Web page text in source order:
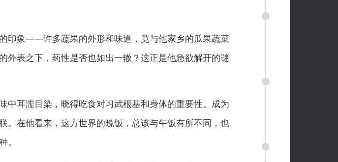
象——许多蔬果的外形和味道，竟与他家乡的瓜果蔬菜
外表之下，药性是否也如出一辙？这正是他急欲解开的谜
耳濡目染，晓得吃食对习武根基和身体的重要性。成为
。在他看来，这方世界的晚饭，总该与午饭有所不同，也
。